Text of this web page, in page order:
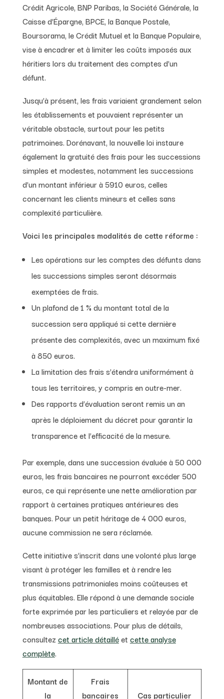
Crédit Agricole, BNP Paribas, la Société Générale, la
Caisse d’Épargne, BPCE, la Banque Postale,
Boursorama, le Crédit Mutuel et la Banque Populaire,
vise à encadrer et à limiter les coûts imposés aux
héritiers lors du traitement des comptes d’un
défunt.
Jusqu’à présent, les frais variaient grandement selon
les établissements et pouvaient représenter un
véritable obstacle, surtout pour les petits
patrimoines. Dorénavant, la nouvelle loi instaure
également la gratuité des frais pour les successions
simples et modestes, notamment les successions
d’un montant inférieur à 5910 euros, celles
concernant les clients mineurs et celles sans
complexité particulière.
Voici les principales modalités de cette réforme :
Les opérations sur les comptes des défunts dans
les successions simples seront désormais
exemptées de frais.
Un plafond de 1 % du montant total de la
succession sera appliqué si cette dernière
présente des complexités, avec un maximum fixé
à 850 euros.
La limitation des frais s’étendra uniformément à
tous les territoires, y compris en outre-mer.
Des rapports d’évaluation seront remis un an
après le déploiement du décret pour garantir la
transparence et l’efficacité de la mesure.
Par exemple, dans une succession évaluée à 50 000
euros, les frais bancaires ne pourront excéder 500
euros, ce qui représente une nette amélioration par
rapport à certaines pratiques antérieures des
banques. Pour un petit héritage de 4 000 euros,
aucune commission ne sera réclamée.
Cette initiative s’inscrit dans une volonté plus large
visant à protéger les familles et à rendre les
transmissions patrimoniales moins coûteuses et
plus équitables. Elle répond à une demande sociale
forte exprimée par les particuliers et relayée par de
nombreuses associations. Pour plus de détails,
consultez cet article détailléet cette analyse
complète.
Montant de
la
Frais
bancaires
Cas particulier